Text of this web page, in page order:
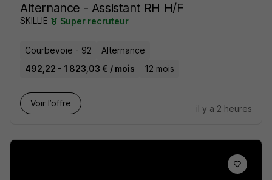
Alternance - Assistant RH H/F
SKILLIE Super recruteur
Courbevoie - 92
Alternance
492,22 - 1 823,03 € / mois
12 mois
Voir l’offre
il y a 2 heures